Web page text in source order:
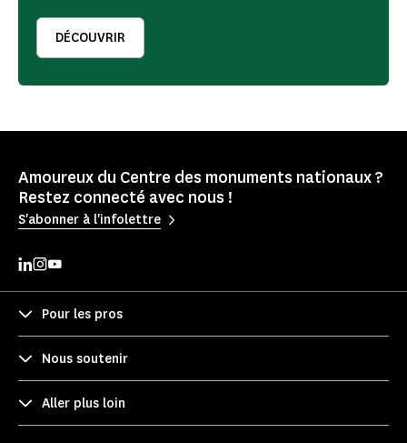
DÉCOUVRIR
Amoureux du Centre des monuments nationaux ?
Restez connecté avec nous !
S'abonner à l'infolettre
Pour les pros
Nous soutenir
Aller plus loin